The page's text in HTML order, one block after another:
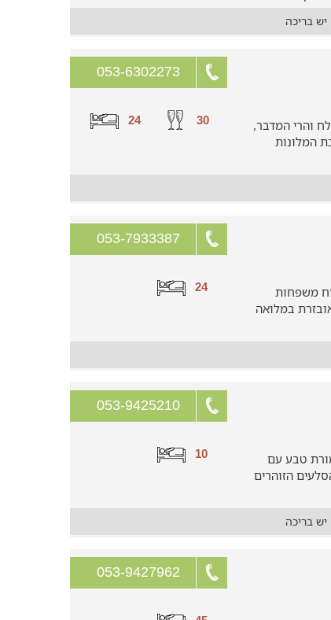
יש בריכה
053-6302273
30
24
והרי המדבר,
המלונות
053-7933387
24
משפחות
מאובזרת במלואה
053-9425210
10
טבע עם
הזוהרים
יש בריכה
053-9427962